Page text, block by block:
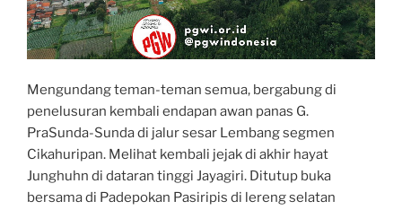
Mengundang teman-teman semua, bergabung di
penelusuran kembali endapan awan panas G.
PraSunda-Sunda di jalur sesar Lembang segmen
Cikahuripan. Melihat kembali jejak di akhir hayat
Junghuhn di dataran tinggi Jayagiri. Ditutup buka
bersama di Padepokan Pasiripis di lereng selatan